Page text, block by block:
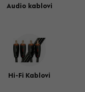
Audio kablovi
Hi-Fi Kablovi